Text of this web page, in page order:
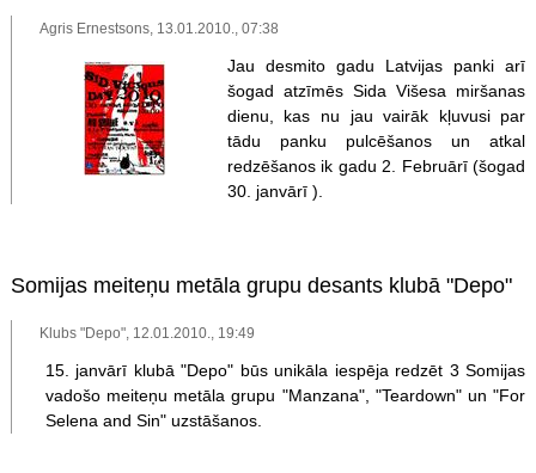
Agris Ernestsons, 13.01.2010., 07:38
Jau desmito gadu Latvijas panki arī
šogad atzīmēs Sida Višesa miršanas
dienu, kas nu jau vairāk kļuvusi par
tādu panku pulcēšanos un atkal
redzēšanos ik gadu 2. Februārī (šogad
30. janvārī ).
Somijas meiteņu metāla grupu desants klubā "Depo"
Klubs "Depo", 12.01.2010., 19:49
15. janvārī klubā "Depo" būs unikāla iespēja redzēt 3 Somijas
vadošo meiteņu metāla grupu "Manzana", "Teardown" un "For
Selena and Sin" uzstāšanos.